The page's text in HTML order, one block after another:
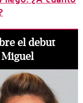
el debut